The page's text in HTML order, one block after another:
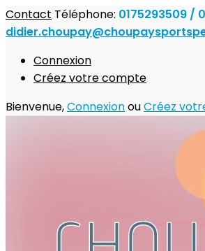
Contact Téléphone: 0175293509 /
Connexion
Créez votre compte
Bienvenue,ConnexionouCréez